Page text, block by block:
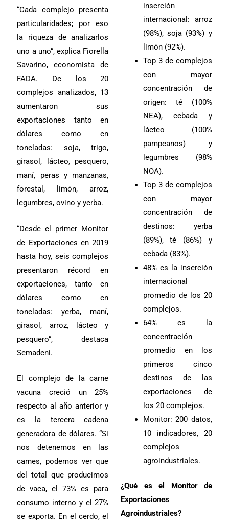
“Cada complejo presenta
particularidades; por eso
la riqueza de analizarlos
uno a uno”, explica Fiorella
Savarino, economista de
FADA. De los 20
complejos analizados, 13
aumentaron sus
exportaciones tanto en
dólares como en
toneladas: soja, trigo,
girasol, lácteo, pesquero,
maní, peras y manzanas,
forestal, limón, arroz,
legumbres, ovino y yerba.
“Desde el primer Monitor
de Exportaciones en 2019
hasta hoy, seis complejos
presentaron récord en
exportaciones, tanto en
dólares como en
toneladas: yerba, maní,
girasol, arroz, lácteo y
pesquero”, destaca
Semadeni.
El complejo de la carne
vacuna creció un 25%
respecto al año anterior y
es la tercera cadena
generadora de dólares. “Si
nos detenemos en las
carnes, podemos ver que
del total que producimos
de vaca, el 73% es para
consumo interno y el 27%
se exporta. En el cerdo, el
inserción
internacional: arroz
(98%), soja (93%) y
limón (92%).
Top 3 de complejos
con mayor
concentración de
origen: té (100%
NEA), cebada y
lácteo (100%
pampeanos) y
legumbres (98%
NOA).
Top 3 de complejos
con mayor
concentración de
destinos: yerba
(89%), té (86%) y
cebada (83%).
48% es la inserción
internacional
promedio de los 20
complejos.
64% es la
concentración
promedio en los
primeros cinco
destinos de las
exportaciones de
los 20 complejos.
Monitor: 200 datos,
10 indicadores, 20
complejos
agroindustriales.
¿Qué es el Monitor de
Exportaciones
Agroindustriales?